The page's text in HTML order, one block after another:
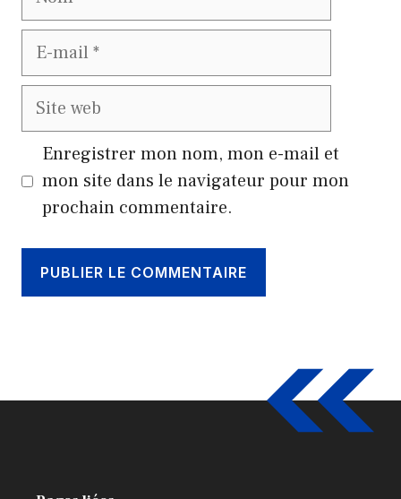
E-
mail
Site
web
Enregistrer mon nom, mon e-mail et
mon site dans le navigateur pour mon
prochain commentaire.